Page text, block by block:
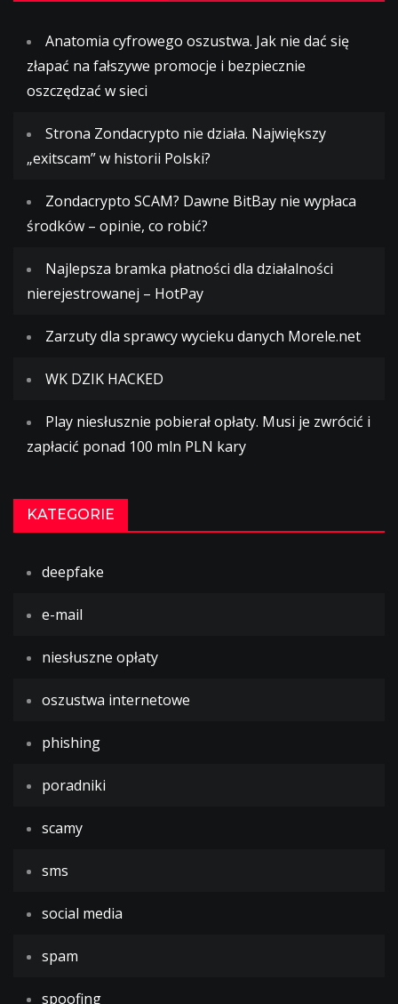
Anatomia cyfrowego oszustwa. Jak nie dać się
złapać na fałszywe promocje i bezpiecznie
oszczędzać w sieci
Strona Zondacrypto nie działa. Największy
„exitscam” w historii Polski?
Zondacrypto SCAM? Dawne BitBay nie wypłaca
środków – opinie, co robić?
Najlepsza bramka płatności dla działalności
nierejestrowanej – HotPay
Zarzuty dla sprawcy wycieku danych Morele.net
WK DZIK HACKED
Play niesłusznie pobierał opłaty. Musi je zwrócić i
zapłacić ponad 100 mln PLN kary
KATEGORIE
deepfake
e-mail
niesłuszne opłaty
oszustwa internetowe
phishing
poradniki
scamy
sms
social media
spam
spoofing